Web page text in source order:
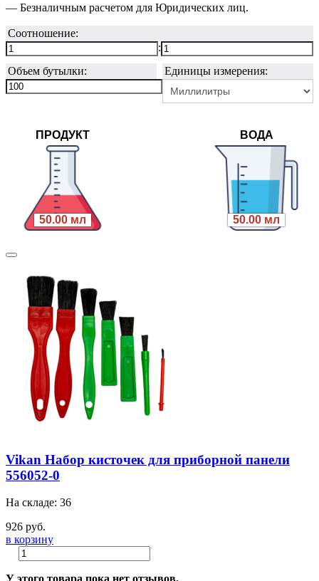
— Безналичным расчетом для Юридических лиц.
Соотношение:
:
Объем бутылки:
Единицы измерения:
ПРОДУКТ
50.00 мл
ВОДА
50.00 мл
Vikan Набор кисточек для приборной панели
556052-0
На складе: 36
926 руб.
в корзину